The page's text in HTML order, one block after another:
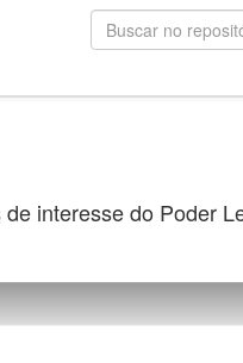
interesse do Poder